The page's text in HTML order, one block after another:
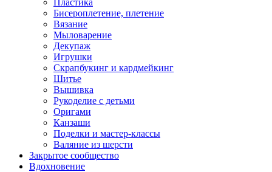
Пластика
Бисероплетение, плетение
Вязание
Мыловарение
Декупаж
Игрушки
Скрапбукинг и кардмейкинг
Шитье
Вышивка
Рукоделие с детьми
Оригами
Канзаши
Поделки и мастер-классы
Валяние из шерсти
Закрытое сообщество
Вдохновение